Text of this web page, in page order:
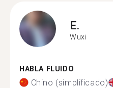
E.
Wuxi
HABLA FLUIDO
Chino (simplificado)